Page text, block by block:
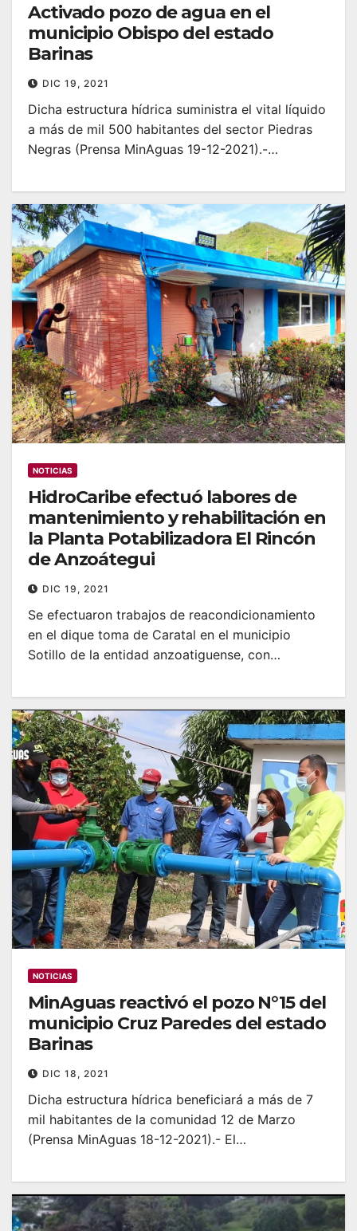
Activado pozo de agua en el
municipio Obispo del estado
Barinas
DIC 19, 2021
Dicha estructura hídrica suministra el vital líquido
a más de mil 500 habitantes del sector Piedras
Negras (Prensa MinAguas 19-12-2021).-…
NOTICIAS
HidroCaribe efectuó labores de
mantenimiento y rehabilitación en
la Planta Potabilizadora El Rincón
de Anzoátegui
DIC 19, 2021
Se efectuaron trabajos de reacondicionamiento
en el dique toma de Caratal en el municipio
Sotillo de la entidad anzoatiguense, con…
NOTICIAS
MinAguas reactivó el pozo N°15 del
municipio Cruz Paredes del estado
Barinas
DIC 18, 2021
Dicha estructura hídrica beneficiará a más de 7
mil habitantes de la comunidad 12 de Marzo
(Prensa MinAguas 18-12-2021).- El…